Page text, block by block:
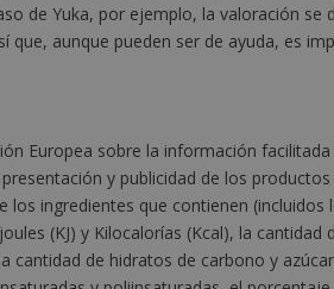
de Yuka, por ejemplo, la valoración se
que, aunque pueden ser de ayuda, es
Europea sobre la información
y publicidad de los
ingredientes que contienen (incluidos
(KJ) y Kilocalorías (Kcal), la cantidad
de hidratos de carbono y